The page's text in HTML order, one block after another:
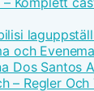
och
Dos Santos
– Regler